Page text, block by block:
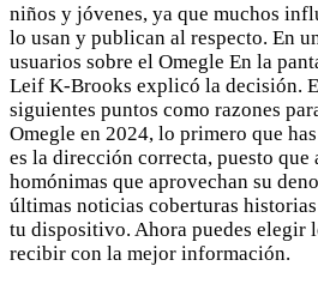
niños y jóvenes, ya que muchos
lo usan y publican al respecto. En
usuarios sobre el Omegle En la
Leif K-Brooks explicó la decisión.
siguientes puntos como razones
Omegle en 2024, lo primero que
es la dirección correcta, puesto que
homónimas que aprovechan su
últimas noticias coberturas
tu dispositivo. Ahora puedes elegir
recibir con la mejor información.